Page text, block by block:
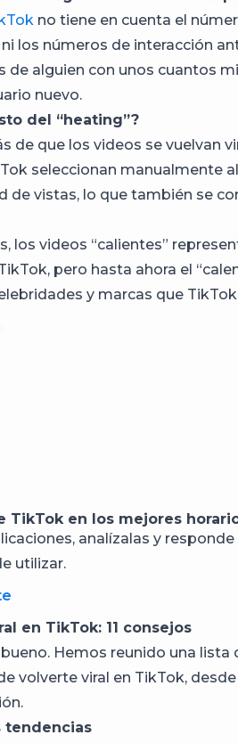
no tiene en cuenta el
los números de interacción
de alguien con unos cuantos
nuevo.
del “heating”?
de que los videos se vuelvan
seleccionan manualmente
de vistas, lo que también se
los videos “calientes”
pero hasta ahora el
y marcas que
TikTok en los mejores
analízalas y
utilizar.
en TikTok: 11 consejos
Hemos reunido una
volverte viral en TikTok,
tendencias